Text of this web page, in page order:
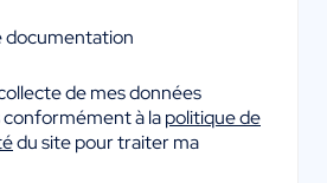
documentation
de mes données
conformément à lapolitique de
du site pour traiter ma